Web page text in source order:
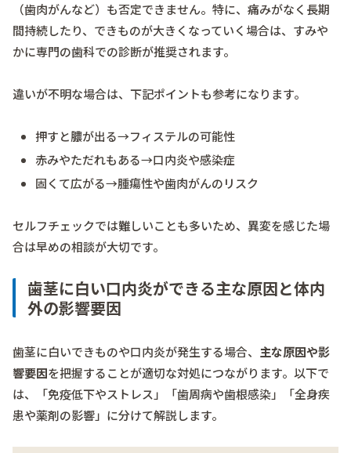
（歯肉がんなど）も否定できません。特に、痛みがなく長期
間持続したり、できものが大きくなっていく場合は、すみや
かに専門の歯科での診断が推奨されます。
違いが不明な場合は、下記ポイントも参考になります。
押すと膿が出る→フィステルの可能性
赤みやただれもある→口内炎や感染症
固くて広がる→腫瘍性や歯肉がんのリスク
セルフチェックでは難しいことも多いため、異変を感じた場
合は早めの相談が大切です。
歯茎に白い口内炎ができる主な原因と体内
外の影響要因
歯茎に白いできものや口内炎が発生する場合、 主な原因や影
響要因を把握することが適切な対処につながります。以下で
は、「免疫低下やストレス」「歯周病や歯根感染」「全身疾
患や薬剤の影響」に分けて解説します。